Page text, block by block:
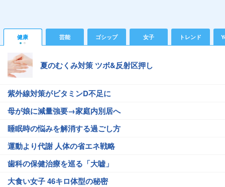
健康 芸能 ゴシップ 女子 トレンド
夏のむくみ対策 ツボ&反射区押し
紫外線対策がビタミンD不足に
母が娘に減量強要→家庭内別居へ
睡眠時の悩みを解消する過ごし方
運動より代謝 人体の省エネ戦略
歯科の保健治療を巡る「大嘘」
大食い女子 46キロ体型の秘密